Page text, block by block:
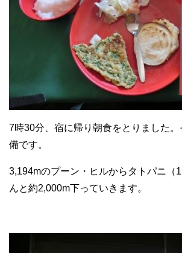
7時30分、宿に帰り朝食をとりました
備です。
3,194mのプーン・ヒルからタトパニ（
んと約2,000m下っていきます。